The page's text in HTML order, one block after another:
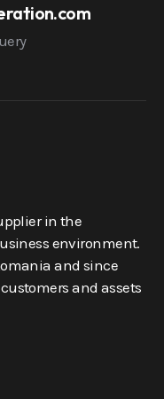
in the
environment.
and since
and assets